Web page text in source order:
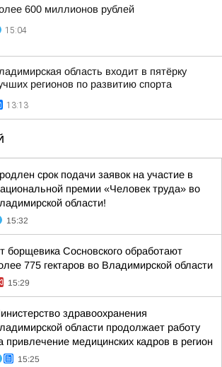
600 миллионов рублей
15:04
область входит в пятёрку
регионов по развитию спорта
13:13
срок подачи заявок на участие в
премии «Человек труда» во
области!
15:32
борщевика Сосновского обработают
775 гектаров во Владимирской области
15:29
здравоохранения
области продолжает работу
привлечение медицинских кадров в регион
15:25